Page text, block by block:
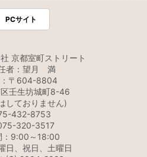
PCサイト
京都室町ストリート
者：望月 満
：〒604-8804
壬生坊城町8-46
しておりません)
432-8753
320-3517
：9:00～18:00
日、祝日、土曜日